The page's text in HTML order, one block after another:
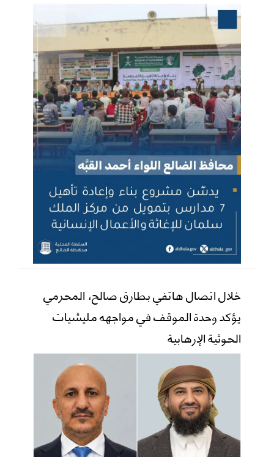
خلال اتصال هاتفي بطارق صالح، المحرمي
يؤكد وحدة الموقف في مواجهه مليشيات
الحوثية الإرهابية